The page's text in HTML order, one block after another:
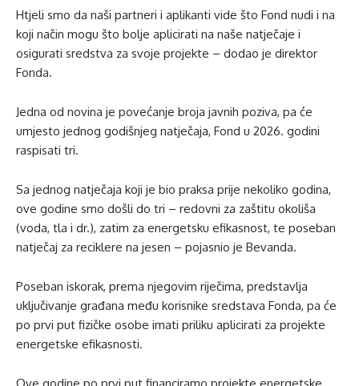
Htjeli smo da naši partneri i aplikanti vide što Fond nudi i na
koji način mogu što bolje aplicirati na naše natječaje i
osigurati sredstva za svoje projekte – dodao je direktor
Fonda.
Jedna od novina je povećanje broja javnih poziva, pa će
umjesto jednog godišnjeg natječaja, Fond u 2026. godini
raspisati tri.
Sa jednog natječaja koji je bio praksa prije nekoliko godina,
ove godine smo došli do tri – redovni za zaštitu okoliša
(voda, tla i dr.), zatim za energetsku efikasnost, te poseban
natječaj za reciklere na jesen – pojasnio je Bevanda.
Poseban iskorak, prema njegovim riječima, predstavlja
uključivanje građana među korisnike sredstava Fonda, pa će
po prvi put fizičke osobe imati priliku aplicirati za projekte
energetske efikasnosti.